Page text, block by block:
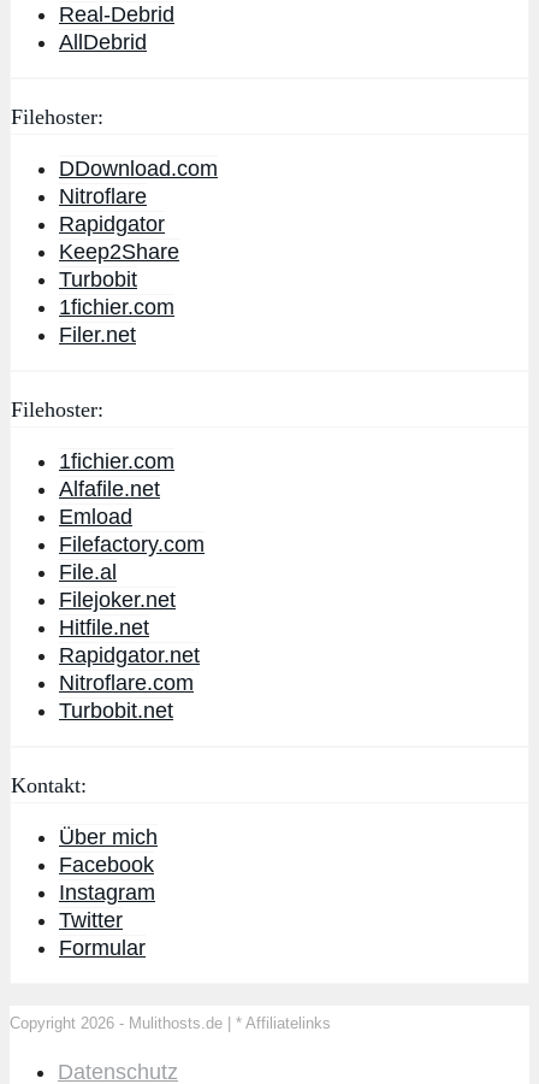
Real-Debrid
AllDebrid
Filehoster:
DDownload.com
Nitroflare
Rapidgator
Keep2Share
Turbobit
1fichier.com
Filer.net
Filehoster:
1fichier.com
Alfafile.net
Emload
Filefactory.com
File.al
Filejoker.net
Hitfile.net
Rapidgator.net
Nitroflare.com
Turbobit.net
Kontakt:
Über mich
Facebook
Instagram
Twitter
Formular
Copyright 2026 - Mulithosts.de | * Affiliatelinks
Datenschutz